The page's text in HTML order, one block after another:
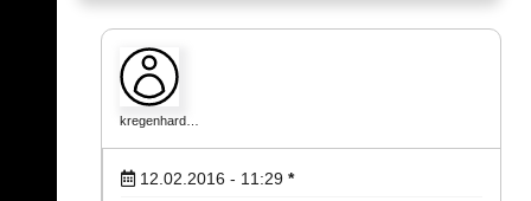
kregenhard…
12.02.2016 - 11:29 *